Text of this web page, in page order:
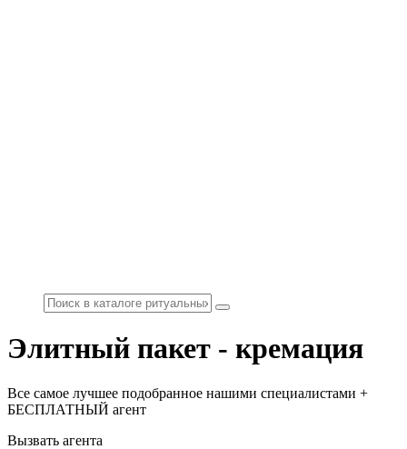
Элитный пакет - кремация
Все самое лучшее подобранное нашими специалистами +
БЕСПЛАТНЫЙ агент
Вызвать агента